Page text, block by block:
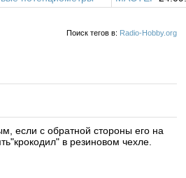
Поиск тегов в: Radio-Hobby.org
если с обратной стороны его на
в резиновом чехле.